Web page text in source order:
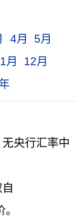
4月
5月
月
12月
央行汇率中